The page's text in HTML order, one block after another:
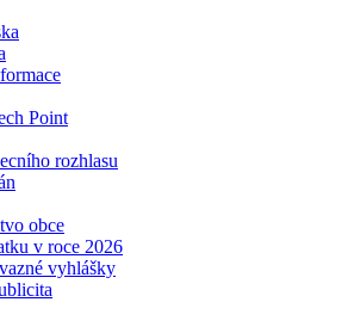
Point
rozhlasu
obce
v roce 2026
vyhlášky